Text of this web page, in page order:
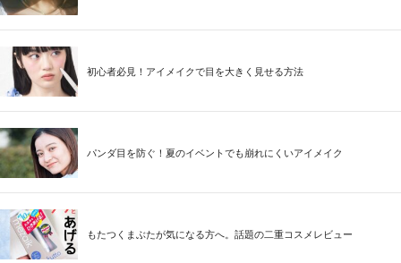
初心者必見！アイメイクで目を大きく見せる方法
パンダ目を防ぐ！夏のイベントでも崩れにくいアイメイク
もたつくまぶたが気になる方へ。話題の二重コスメレビュー